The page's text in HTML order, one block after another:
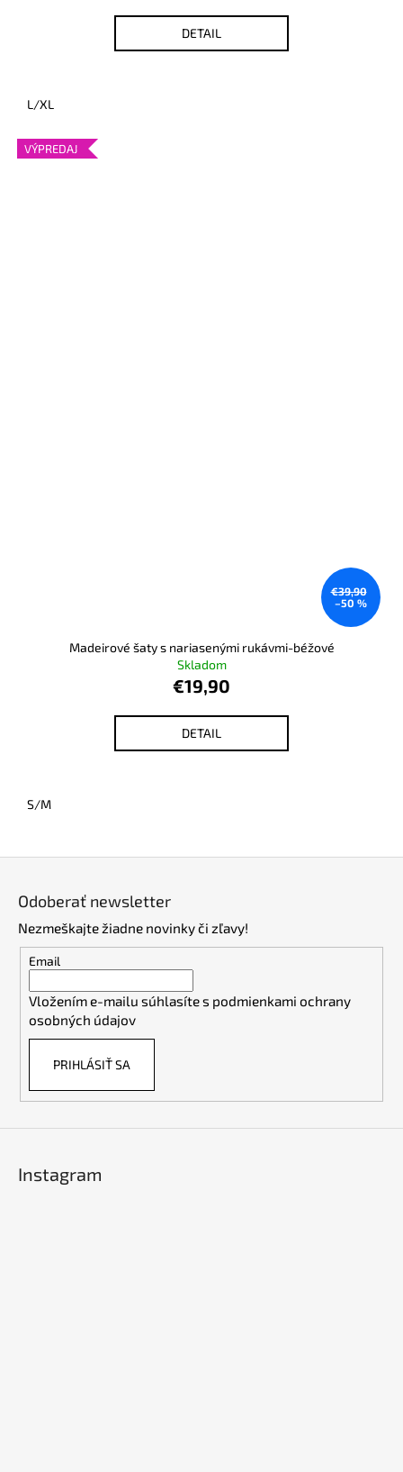
DETAIL
L/XL
VÝPREDAJ
€39,90
–50 %
Madeirové šaty s nariasenými rukávmi-béžové
Skladom
€19,90
DETAIL
S/M
Odoberať newsletter
Nezmeškajte žiadne novinky či zľavy!
Email
Vložením e-mailu súhlasíte s podmienkami ochrany
osobných údajov
PRIHLÁSIŤ SA
Instagram